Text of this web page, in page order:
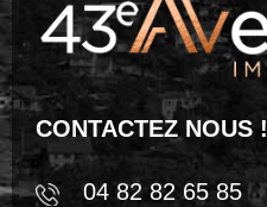
CONTACTEZ NOUS !
04 82 82 65 85